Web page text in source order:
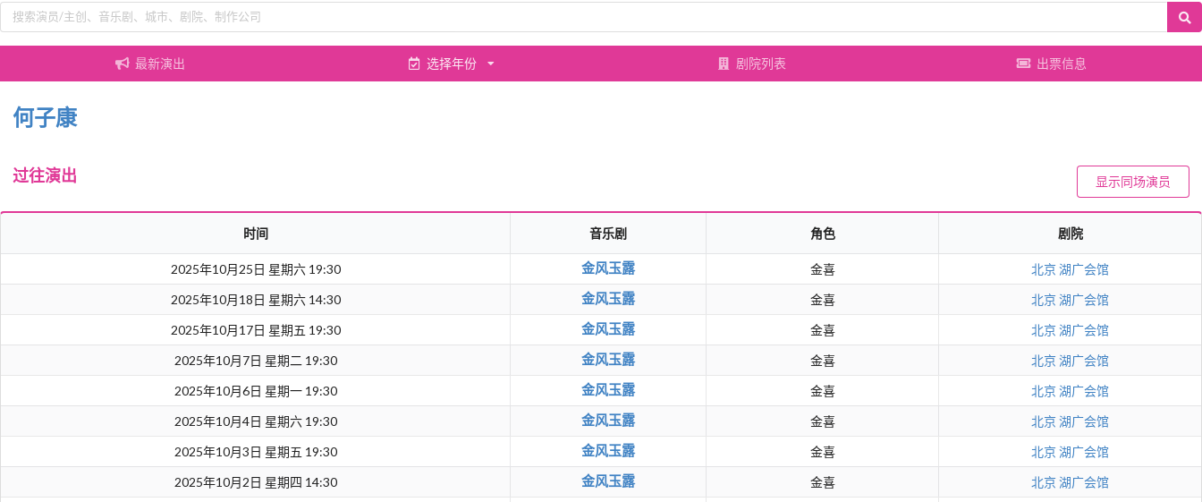
最新演出 选择年份 剧院列表 出票信息
何子康
过往演出 显示同场演员
时间 音乐剧 角色 剧院
2025年10月25日 星期六 19:30 金风玉露 金喜 北京 湖广会馆
2025年10月18日 星期六 14:30
金风玉露 金喜 北京 湖广会馆
2025年10月17日 星期五 19:30
金风玉露 金喜 北京 湖广会馆
2025年10月7日 星期二 19:30
金风玉露 金喜 北京 湖广会馆
2025年10月6日 星期一 19:30
金风玉露 金喜 北京 湖广会馆
2025年10月4日 星期六 19:30
金风玉露 金喜 北京 湖广会馆
2025年10月3日 星期五 19:30
金风玉露 金喜 北京 湖广会馆
2025年10月2日 星期四 14:30
金风玉露 金喜 北京 湖广会馆